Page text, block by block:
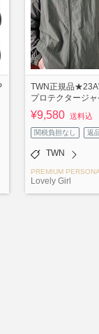
TWN正規品
プロテクタージャ
¥9,580 送料込
関税負担なし 返
TWN
PREMIUM
Lovely Girl